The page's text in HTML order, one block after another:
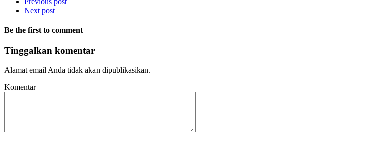
Next post
Be the first to comment
Tinggalkan komentar
Alamat email Anda tidak akan dipublikasikan.
Komentar